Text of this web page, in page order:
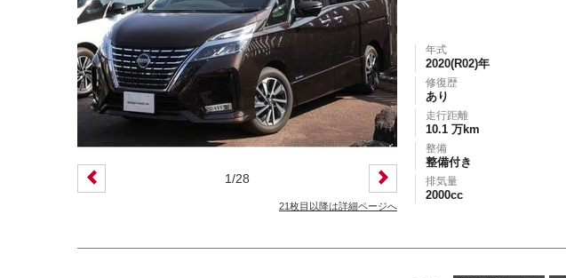
1/28
21枚目以降は詳細ページへ
年式
2020(R02)年
修復歴
あり
走行距離
10.1 万km
整備
整備付き
排気量
2000cc